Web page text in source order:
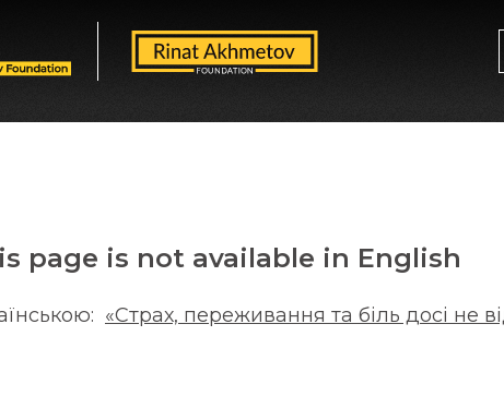
page is not available in English
«Страх, переживання та біль досі не